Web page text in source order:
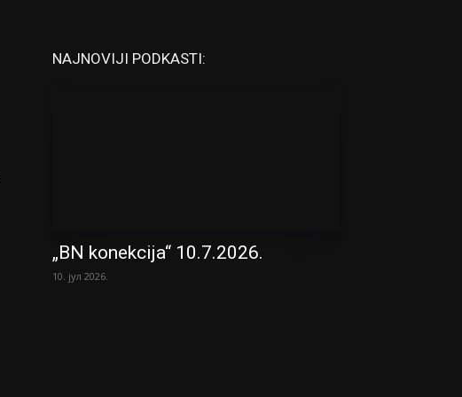
NAJNOVIJI PODKASTI:
„BN konekcija“ 10.7.2026.
10. јул 2026.